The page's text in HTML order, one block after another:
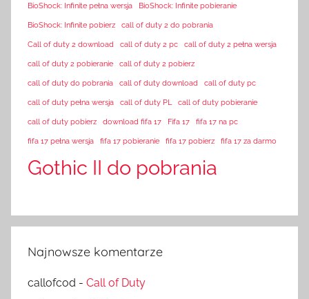
BioShock: Infinite pełna wersja BioShock: Infinite pobieranie
BioShock: Infinite pobierz call of duty 2 do pobrania
Call of duty 2 download call of duty 2 pc call of duty 2 pełna wersja
call of duty 2 pobieranie call of duty 2 pobierz
call of duty do pobrania call of duty download call of duty pc
call of duty pełna wersja call of duty PL call of duty pobieranie
call of duty pobierz download fifa 17 Fifa 17 fifa 17 na pc
fifa 17 pełna wersja fifa 17 pobieranie fifa 17 pobierz fifa 17 za darmo
Gothic II do pobrania
Najnowsze komentarze
callofcod - Call of Duty